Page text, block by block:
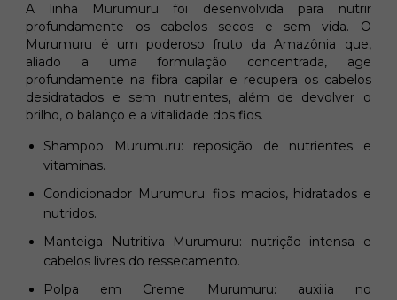
A linha Murumuru foi desenvolvida para nutrir
profundamente os cabelos secos e sem vida. O
Murumuru é um poderoso fruto da Amazônia que,
aliado a uma formulação concentrada, age
profundamente na fibra capilar e recupera os cabelos
desidratados e sem nutrientes, além de devolver o
brilho, o balanço e a vitalidade dos fios.
Shampoo Murumuru: reposição de nutrientes e
vitaminas.
Condicionador Murumuru: fios macios, hidratados e
nutridos.
Manteiga Nutritiva Murumuru: nutrição intensa e
cabelos livres do ressecamento.
Polpa em Creme Murumuru: auxilia no